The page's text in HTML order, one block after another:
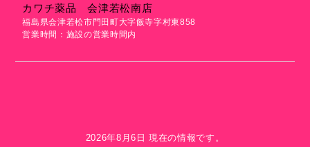
カワチ薬品 会津若松南店
福島県会津若松市門田町大字飯寺字村東858
営業時間：施設の営業時間内
2026年8月6日 現在の情報です。